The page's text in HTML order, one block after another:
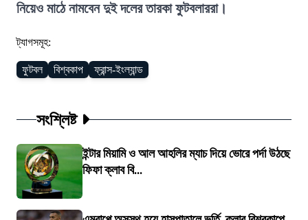
নিয়েও মাঠে নামবেন দুই দলের তারকা ফুটবলাররা।
ট্যাগসমূহ:
ফুটবল বিশ্বকাপ ফ্রান্স-ইংল্যান্ড
সংশ্লিষ্ট
ইন্টার মিয়ামি ও আল আহলির ম্যাচ দিয়ে ভোরে পর্দা উঠছে
ফিফা ক্লাব বি...